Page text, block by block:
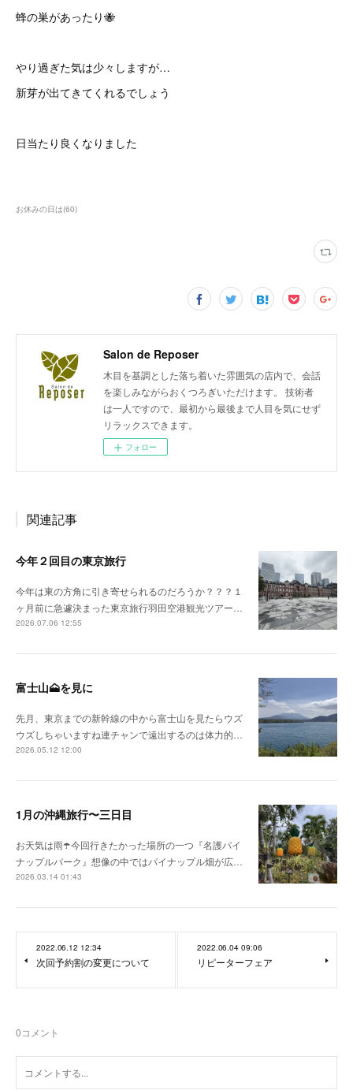
蜂の巣があったり🐝
やり過ぎた気は少々しますが…
新芽が出てきてくれるでしょう
日当たり良くなりました
お休みの日は(60)
Salon de Reposer
木目を基調とした落ち着いた雰囲気の店内で、会話
を楽しみながらおくつろぎいただけます。 技術者
は一人ですので、最初から最後まで人目を気にせず
リラックスできます。
フォロー
関連記事
今年２回目の東京旅行
今年は東の方角に引き寄せられるのだろうか？？？１
ヶ月前に急遽決まった東京旅行羽田空港観光ツアー…
2026.07.06 12:55
富士山🗻を見に
先月、東京までの新幹線の中から富士山を見たらウズ
ウズしちゃいますね連チャンで遠出するのは体力的…
2026.05.12 12:00
1月の沖縄旅行〜三日目
お天気は雨☂️今回行きたかった場所の一つ『名護パイ
ナップルパーク』想像の中ではパイナップル畑が広…
2026.03.14 01:43
2022.06.12 12:34
次回予約割の変更について
2022.06.04 09:06
リピーターフェア
0コメント